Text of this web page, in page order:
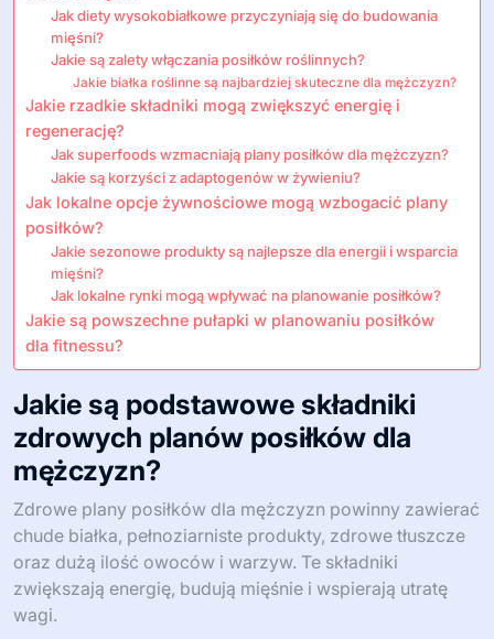
Jak diety wysokobiałkowe przyczyniają się do budowania
mięśni?
Jakie są zalety włączania posiłków roślinnych?
Jakie białka roślinne są najbardziej skuteczne dla mężczyzn?
Jakie rzadkie składniki mogą zwiększyć energię i
regenerację?
Jak superfoods wzmacniają plany posiłków dla mężczyzn?
Jakie są korzyści z adaptogenów w żywieniu?
Jak lokalne opcje żywnościowe mogą wzbogacić plany
posiłków?
Jakie sezonowe produkty są najlepsze dla energii i wsparcia
mięśni?
Jak lokalne rynki mogą wpływać na planowanie posiłków?
Jakie są powszechne pułapki w planowaniu posiłków
dla fitnessu?
Jakie są podstawowe składniki
zdrowych planów posiłków dla
mężczyzn?
Zdrowe plany posiłków dla mężczyzn powinny zawierać
chude białka, pełnoziarniste produkty, zdrowe tłuszcze
oraz dużą ilość owoców i warzyw. Te składniki
zwiększają energię, budują mięśnie i wspierają utratę
wagi.